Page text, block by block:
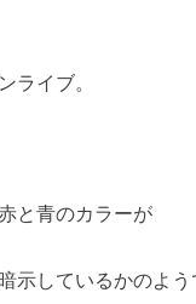
ライブ。
と青のカラーが
示しているかのよ